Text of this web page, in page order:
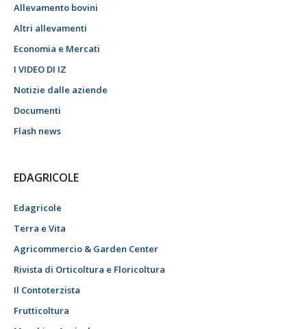
Allevamento bovini
Altri allevamenti
Economia e Mercati
I VIDEO DI IZ
Notizie dalle aziende
Documenti
Flash news
EDAGRICOLE
Edagricole
Terra e Vita
Agricommercio & Garden Center
Rivista di Orticoltura e Floricoltura
Il Contoterzista
Frutticoltura